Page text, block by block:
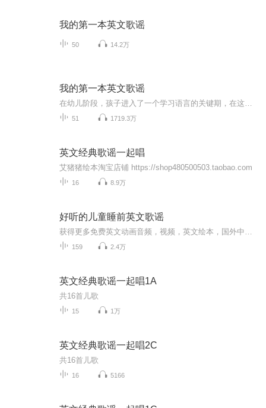
我的第一本英文歌谣
50 14.2万
我的第一本英文歌谣
51 1719.3万
英文经典歌谣一起唱
艾猪猪绘本淘宝店铺 https://shop480500503.taobao.com
16 8.9万
好听的儿童睡前英文歌谣
159 2.4万
英文经典歌谣一起唱1A
共16首儿歌
15 1万
英文经典歌谣一起唱2C
共16首儿歌
16 5166